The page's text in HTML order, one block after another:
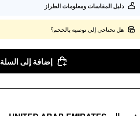
دليل المقاسات ومعلومات الطراز
هل تحتاجي إلى توصية بالحجم؟
إضافة إلى السلة